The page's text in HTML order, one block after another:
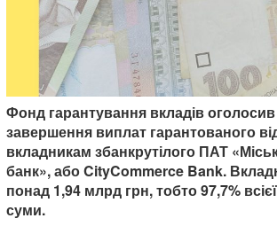
Фонд гарантування вкладів
завершення виплат гарантованого
вкладникам збанкрутілого ПАТ
банк», або CityCommerce Bank.
понад 1,94 млрд грн, тобто 97,7%
суми.